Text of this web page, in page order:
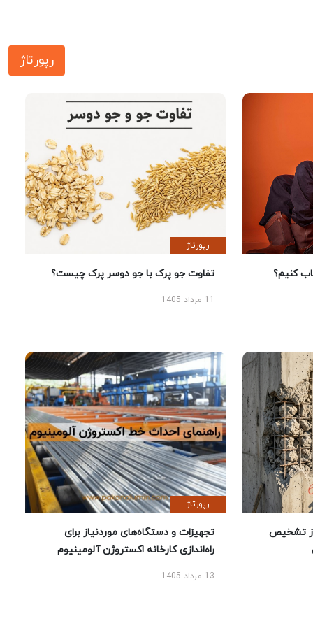
رپورتاژ
کنیم؟
رپورتاژ
تفاوت جو پرک با جو دوسر پرک چیست؟
تشخیص
رپورتاژ
تجهیزات و دستگاه‌های موردنیاز برای
راه‌اندازی کارخانه اکستروژن آلومینیوم
13 مرداد 1405